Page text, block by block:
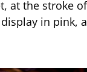
at the stroke
in pink,